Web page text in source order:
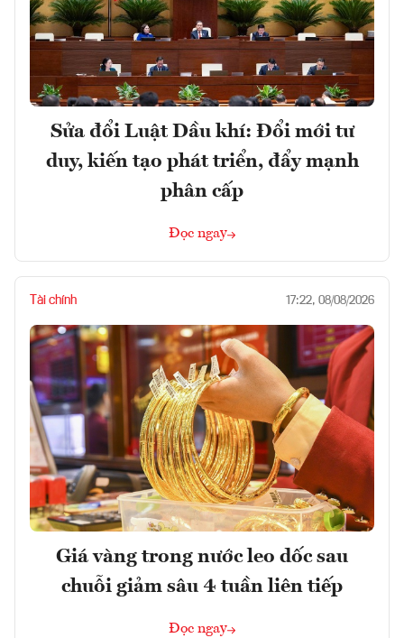
Sửa đổi Luật Dầu khí: Đổi mới tư
duy, kiến tạo phát triển, đẩy mạnh
phân cấp
Đọc ngay
Tài chính 17:22, 08/08/2026
Giá vàng trong nước leo dốc sau
chuỗi giảm sâu 4 tuần liên tiếp
Đọc ngay